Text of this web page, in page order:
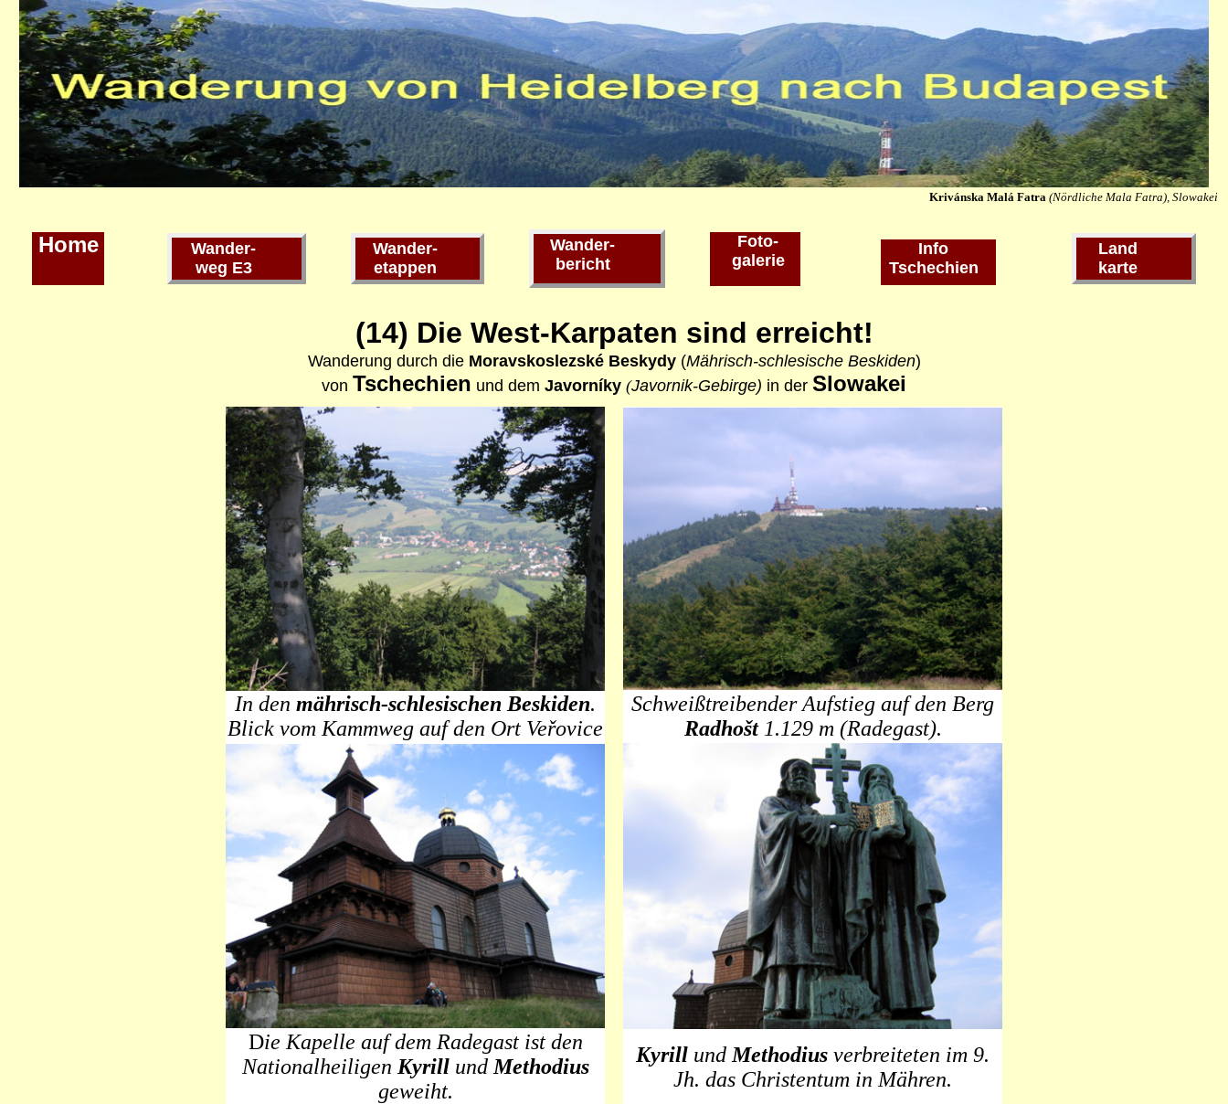
Krivánska Malá Fatra (Nördliche Mala Fatra), Slowakei
Home
Wander-
weg E3
Wander-
etappen
Wander-
bericht
Foto-
galerie
Info
Tschechien
Land
karte
(14) Die West-Karpaten sind erreicht!
Wanderung durch die Moravskoslezské Beskydy (Mährisch-schlesische Beskiden)
von Tschechien und dem Javorníky (Javornik-Gebirge) in der Slowakei
In den mährisch-schlesischen Beskiden.
Blick vom Kammweg auf den Ort Veřovice
Schweißtreibender Aufstieg auf den Berg
Radhošt1.129 m (Radegast).
Die Kapelle auf dem Radegast ist den
Nationalheiligen Kyrillund Methodius
geweiht.
Kyrill und Methodius verbreiteten im 9.
Jh. das Christentum in Mähren.